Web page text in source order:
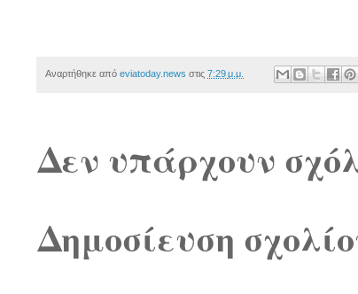
Αναρτήθηκε από eviatoday.news στις 7:29 μ.μ.
Δεν υπάρχουν
Δημοσίευση